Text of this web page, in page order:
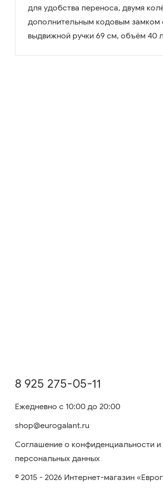
для удобства переноса, двумя
дополнительным кодовым замком
выдвижной ручки 69 см, объём 40
8 925 275-05-11
Ежедневно с 10:00 до 20:00
shop@eurogalant.ru
Соглашение о конфиденциальности и
персональных данных
© 2015 - 2026 Интернет-магазин